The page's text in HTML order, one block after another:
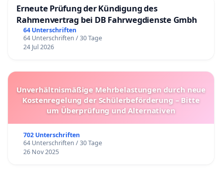
Erneute Prüfung der Kündigung des
Rahmenvertrag bei DB Fahrwegdienste Gmbh
64 Unterschriften
64 Unterschriften / 30 Tage
24 Jul 2026
Unverhältnismäßige Mehrbelastungen durch neue
Kostenregelung der Schülerbeförderung – Bitte
um Überprüfung und Alternativen
702 Unterschriften
64 Unterschriften / 30 Tage
26 Nov 2025